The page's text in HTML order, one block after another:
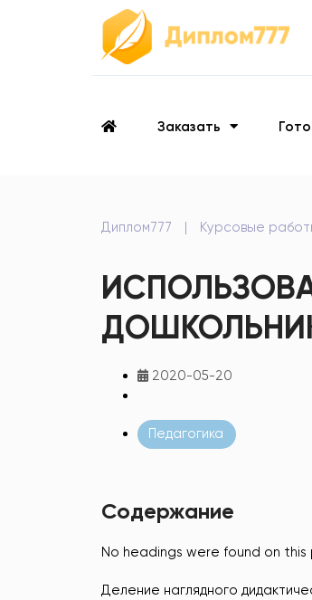
Заказать
Диплом777 | Курсовые
2020-05-20
Педагогика
Содержание
No headings were found on this
Деление наглядного